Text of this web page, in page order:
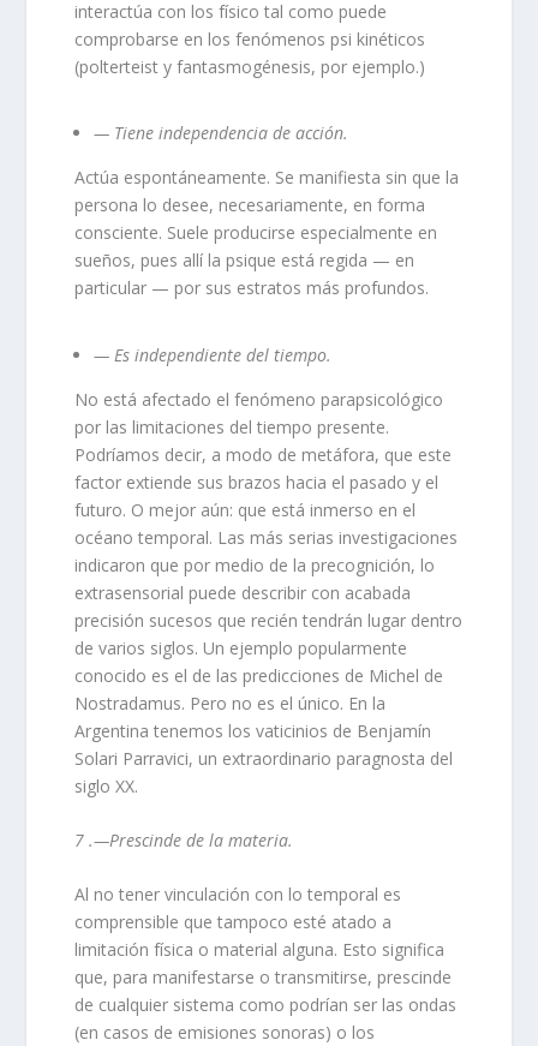
interactúa con los físico tal como puede
comprobarse en los fenómenos psi kinéticos
(polterteist y fantasmogénesis, por ejemplo.)
— Tiene independencia de acción.
Actúa espontáneamente. Se manifiesta sin que la
persona lo desee, necesariamente, en forma
consciente. Suele producirse especialmente en
sueños, pues allí la psique está regida — en
particular — por sus estratos más profundos.
— Es independiente del tiempo.
No está afectado el fenómeno parapsicológico
por las limitaciones del tiempo presente.
Podríamos decir, a modo de metáfora, que este
factor extiende sus brazos hacia el pasado y el
futuro. O mejor aún: que está inmerso en el
océano temporal. Las más serias investigaciones
indicaron que por medio de la precognición, lo
extrasensorial puede describir con acabada
precisión sucesos que recién tendrán lugar dentro
de varios siglos. Un ejemplo popularmente
conocido es el de las predicciones de Michel de
Nostradamus. Pero no es el único. En la
Argentina tenemos los vaticinios de Benjamín
Solari Parravici, un extraordinario paragnosta del
siglo XX.
7 .—Prescinde de la materia.
Al no tener vinculación con lo temporal es
comprensible que tampoco esté atado a
limitación física o material alguna. Esto significa
que, para manifestarse o transmitirse, prescinde
de cualquier sistema como podrían ser las ondas
(en casos de emisiones sonoras) o los